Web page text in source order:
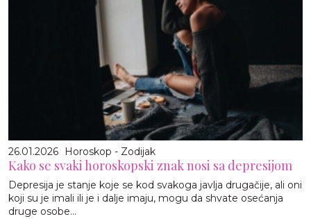
26.01.2026 Horoskop - Zodijak
Kako se svaki horoskopski znak nosi sa depresijom
Depresija je stanje koje se kod svakoga javlja drugačije, ali oni
koji su je imali ili je i dalje imaju, mogu da shvate osećanja
druge osobe...